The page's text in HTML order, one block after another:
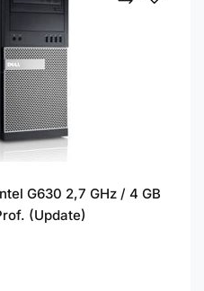
G630 2,7 GHz / 4 GB
(Update)